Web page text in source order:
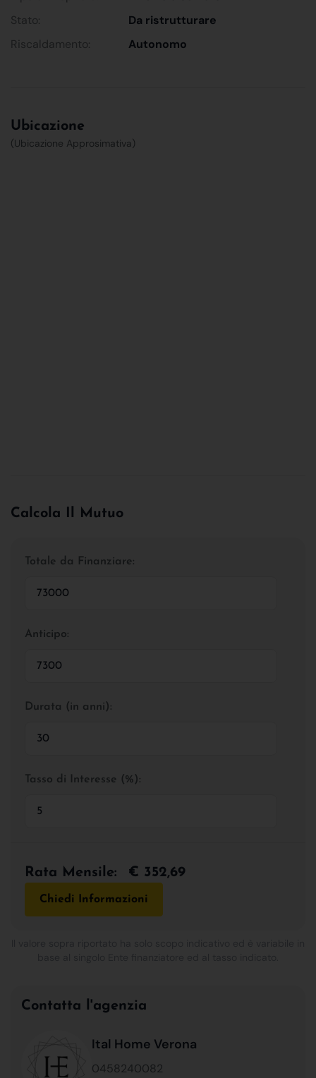
Stato:
Da ristrutturare
Riscaldamento:
Autonomo
Ubicazione
(Ubicazione Approsimativa)
Calcola Il Mutuo
Totale da Finanziare:
Anticipo:
Durata (in anni):
Tasso di Interesse (%):
Rata Mensile: € 352,69
Chiedi Informazioni
Contatta l'agenzia
Ital Home Verona
0458240082